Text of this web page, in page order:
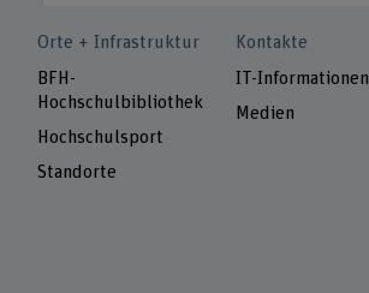
Orte + Infrastruktur
BFH-
Hochschulbibliothek
Hochschulsport
Standorte
Kontakte
IT-Informationen
Medien